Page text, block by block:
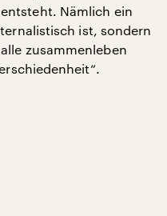
Nämlich ein
ist, sondern
zusammenleben